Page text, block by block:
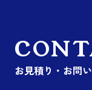
お見積り・お問